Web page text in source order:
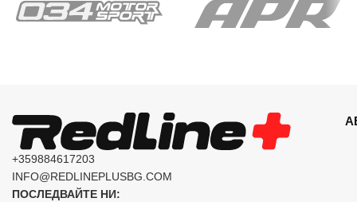
+359884617203
INFO@REDLINEPLUSBG.COM
ПОСЛЕДВАЙТЕ НИ: